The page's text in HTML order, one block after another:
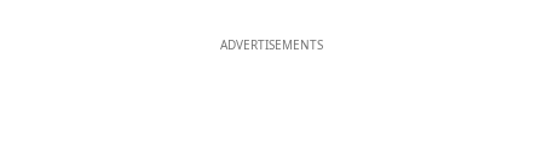
ADVERTISEMENTS